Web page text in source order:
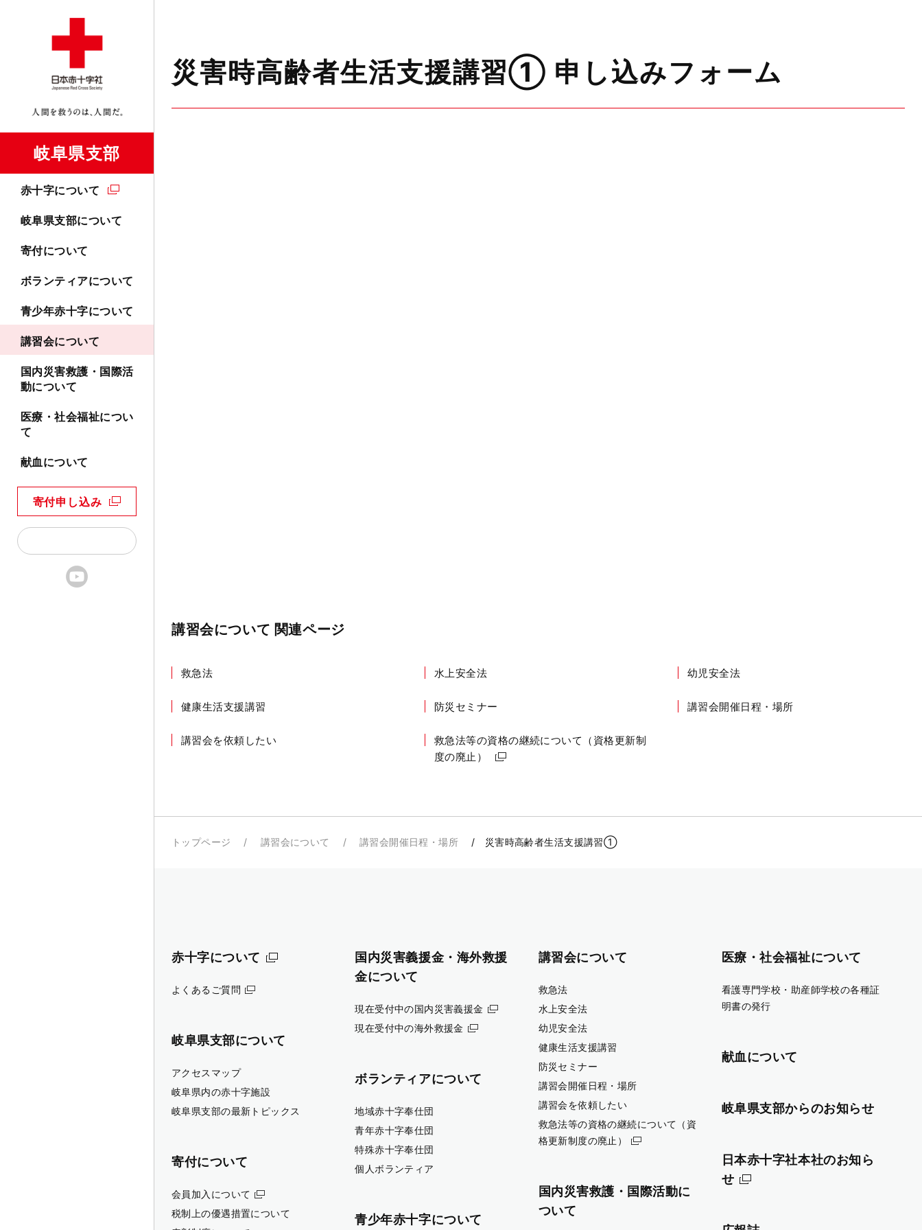
岐阜県支部
赤十字について
岐阜県支部について
寄付について
ボランティアについて
青少年赤十字について
講習会について
国内災害救護・国際活
動について
医療・社会福祉につい
て
献血について
寄付申し込み
災害時高齢者生活支援講習➀ 申し込みフォーム
講習会について 関連ページ
救急法 水上安全法 幼児安全法
健康生活支援講習 防災セミナー 講習会開催日程・場所
講習会を依頼したい
救急法等の資格の継続について（資格更新制
度の廃止）
トップページ 講習会について 講習会開催日程・場所 災害時高齢者生活支援講習➀
赤十字について
よくあるご質問
岐阜県支部について
アクセスマップ
岐阜県内の赤十字施設
岐阜県支部の最新トピックス
寄付について
会員加入について
税制上の優遇措置について
国内災害義援金・海外救援
金について
現在受付中の国内災害義援金
現在受付中の海外救援金
ボランティアについて
地域赤十字奉仕団
青年赤十字奉仕団
特殊赤十字奉仕団
個人ボランティア
青少年赤十字について
講習会について
救急法
水上安全法
幼児安全法
健康生活支援講習
防災セミナー
講習会開催日程・場所
講習会を依頼したい
救急法等の資格の継続について（資
格更新制度の廃止）
国内災害救護・国際活動に
ついて
医療・社会福祉について
看護専門学校・助産師学校の各種証
明書の発行
献血について
岐阜県支部からのお知らせ
日本赤十字社本社のお知ら
せ